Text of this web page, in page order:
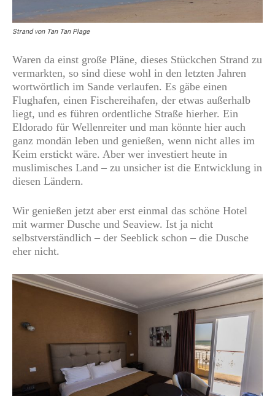
Strand von Tan Tan Plage
Waren da einst große Pläne, dieses Stückchen Strand zu
vermarkten, so sind diese wohl in den letzten Jahren
wortwörtlich im Sande verlaufen. Es gäbe einen
Flughafen, einen Fischereihafen, der etwas außerhalb
liegt, und es führen ordentliche Straße hierher. Ein
Eldorado für Wellenreiter und man könnte hier auch
ganz mondän leben und genießen, wenn nicht alles im
Keim erstickt wäre. Aber wer investiert heute in
muslimisches Land – zu unsicher ist die Entwicklung in
diesen Ländern.
Wir genießen jetzt aber erst einmal das schöne Hotel
mit warmer Dusche und Seaview. Ist ja nicht
selbstverständlich – der Seeblick schon – die Dusche
eher nicht.